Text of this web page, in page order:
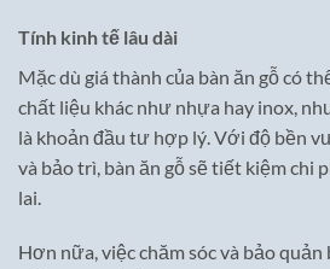
Tính kinh tế lâu dài
Mặc dù giá thành của bàn ăn gỗ có
chất liệu khác như nhựa hay inox,
là khoản đầu tư hợp lý. Với độ bền
và bảo trì, bàn ăn gỗ sẽ tiết kiệm chi
lai.
Hơn nữa, việc chăm sóc và bảo quản